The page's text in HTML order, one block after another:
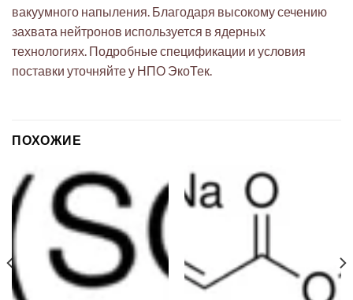
вакуумного напыления. Благодаря высокому сечению
захвата нейтронов используется в ядерных
технологиях. Подробные спецификации и условия
поставки уточняйте у НПО ЭкоТек.
ПОХОЖИЕ